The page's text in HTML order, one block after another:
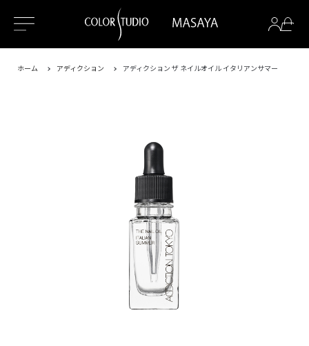
ホーム アディクション アディクション ザ ネイルオイル イタリアンサマー